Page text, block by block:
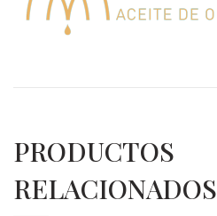
PRODUCTOS
RELACIONADOS